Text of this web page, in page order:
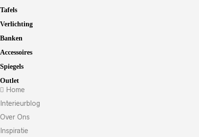
Tafels
Verlichting
Banken
Accessoires
Spiegels
Outlet
Home
Interieurblog
Over Ons
Inspiratie